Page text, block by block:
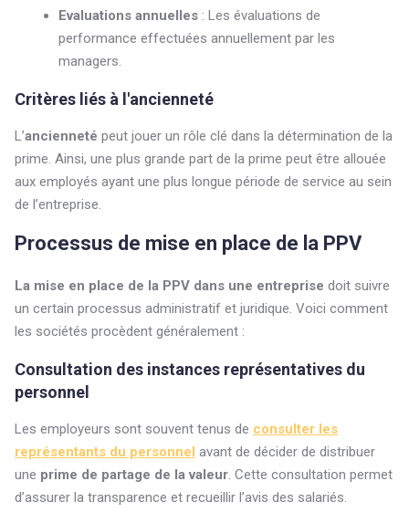
Evaluations annuelles : Les évaluations de
performance effectuées annuellement par les
managers.
Critères liés à l'ancienneté
L’ancienneté peut jouer un rôle clé dans la détermination de la
prime. Ainsi, une plus grande part de la prime peut être allouée
aux employés ayant une plus longue période de service au sein
de l’entreprise.
Processus de mise en place de la PPV
La mise en place de la PPV dans une entreprise doit suivre
un certain processus administratif et juridique. Voici comment
les sociétés procèdent généralement :
Consultation des instances représentatives du
personnel
Les employeurs sont souvent tenus de consulter les
représentants du personnel avant de décider de distribuer
une prime de partage de la valeur. Cette consultation permet
d’assurer la transparence et recueillir l’avis des salariés.